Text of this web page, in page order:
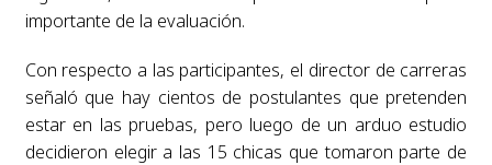
importante de la evaluación.
Con respecto a las participantes, el director de carreras
señaló que hay cientos de postulantes que pretenden
estar en las pruebas, pero luego de un arduo estudio
decidieron elegir a las 15 chicas que tomaron parte de